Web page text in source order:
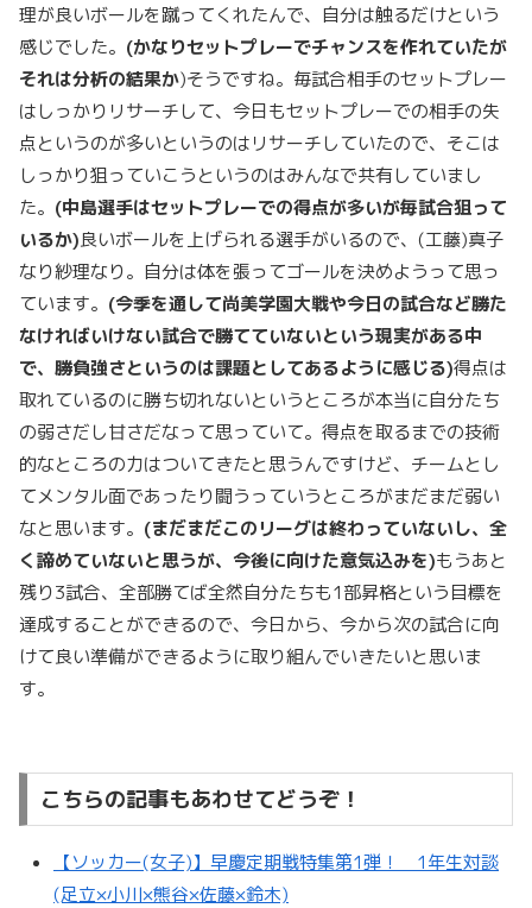
理が良いボールを蹴ってくれたんで、自分は触るだけという
感じでした。 (かなりセットプレーでチャンスを作れていたが
それは分析の結果か)そうですね。毎試合相手のセットプレー
はしっかりリサーチして、今日もセットプレーでの相手の失
点というのが多いというのはリサーチしていたので、そこは
しっかり狙っていこうというのはみんなで共有していまし
た。 (中島選手はセットプレーでの得点が多いが毎試合狙って
いるか)良いボールを上げられる選手がいるので、(工藤)真子
なり紗理なり。自分は体を張ってゴールを決めようって思っ
ています。 (今季を通して尚美学園大戦や今日の試合など勝た
なければいけない試合で勝てていないという現実がある中
で、勝負強さというのは課題としてあるように感じる)得点は
取れているのに勝ち切れないというところが本当に自分たち
の弱さだし甘さだなって思っていて。得点を取るまでの技術
的なところの力はついてきたと思うんですけど、チームとし
てメンタル面であったり闘うっていうところがまだまだ弱い
なと思います。 (まだまだこのリーグは終わっていないし、全
く諦めていないと思うが、今後に向けた意気込みを)もうあと
残り3試合、全部勝てば全然自分たちも1部昇格という目標を
達成することができるので、今日から、今から次の試合に向
けて良い準備ができるように取り組んでいきたいと思いま
す。
こちらの記事もあわせてどうぞ！
【ソッカー(女子)】早慶定期戦特集第1弾！ 1年生対談
(足立×小川×熊谷×佐藤×鈴木)